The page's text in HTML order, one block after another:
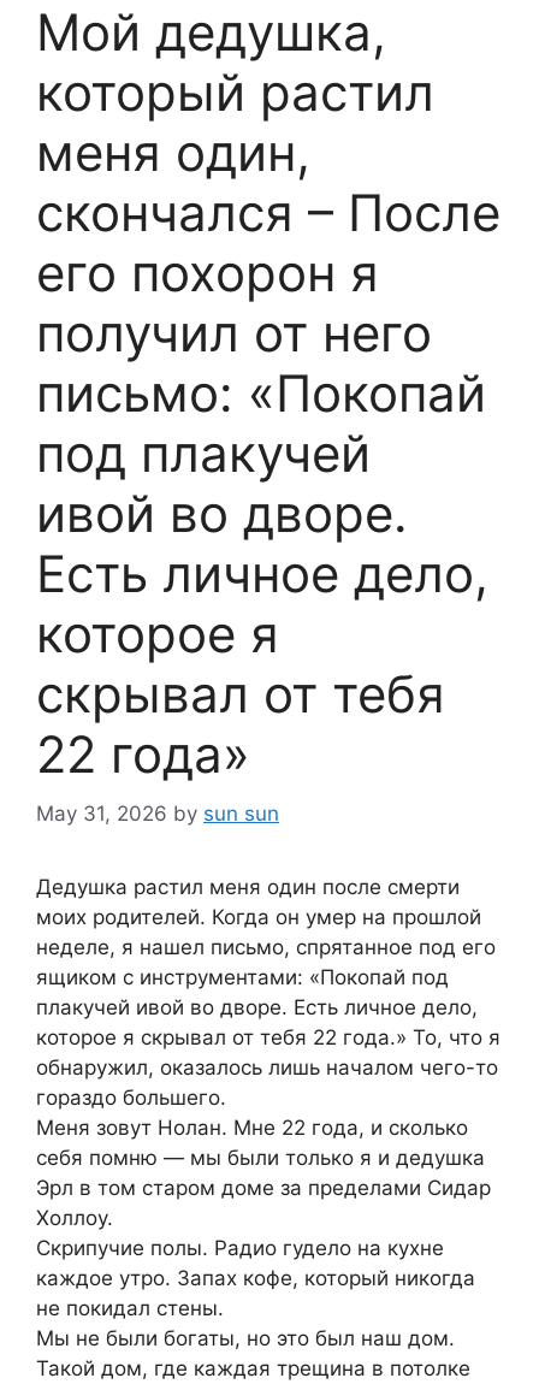
Мой дедушка,
который растил
меня один,
скончался – После
его похорон я
получил от него
письмо: «Покопай
под плакучей
ивой во дворе.
Есть личное дело,
которое я
скрывал от тебя
22 года»
May 31, 2026 by sun sun
Дедушка растил меня один после смерти
моих родителей. Когда он умер на прошлой
неделе, я нашел письмо, спрятанное под его
ящиком с инструментами: «Покопай под
плакучей ивой во дворе. Есть личное дело,
которое я скрывал от тебя 22 года.» То, что я
обнаружил, оказалось лишь началом чего-то
гораздо большего.
Меня зовут Нолан. Мне 22 года, и сколько
себя помню — мы были только я и дедушка
Эрл в том старом доме за пределами Сидар
Холлоу.
Скрипучие полы. Радио гудело на кухне
каждое утро. Запах кофе, который никогда
не покидал стены.
Мы не были богаты, но это был наш дом.
Такой дом, где каждая трещина в потолке